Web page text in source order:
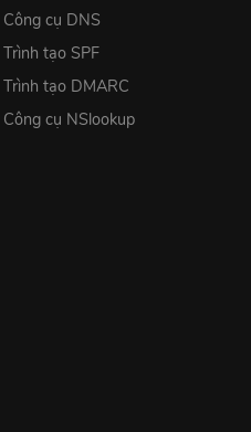
Công cụ DNS
Trình tạo SPF
Trình tạo DMARC
Công cụ NSlookup